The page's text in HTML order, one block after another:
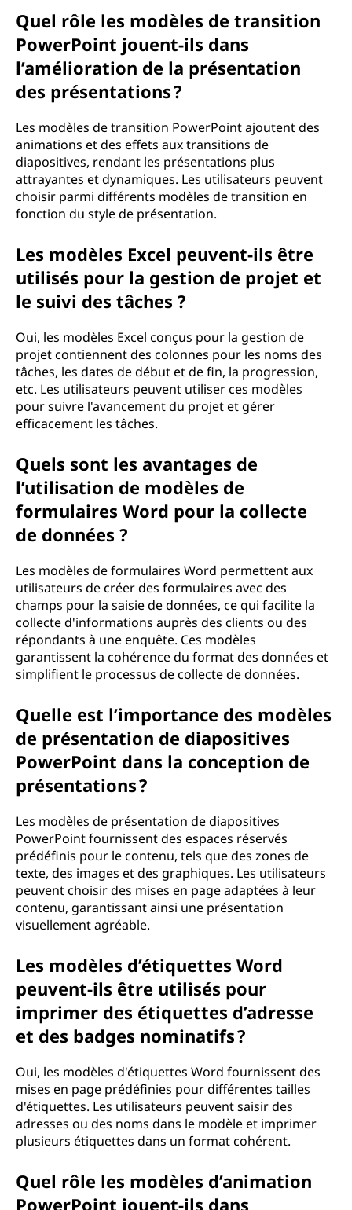
Quel rôle les modèles de transition
PowerPoint jouent-ils dans
l’amélioration de la présentation
des présentations ?
Les modèles de transition PowerPoint ajoutent des
animations et des effets aux transitions de
diapositives, rendant les présentations plus
attrayantes et dynamiques. Les utilisateurs peuvent
choisir parmi différents modèles de transition en
fonction du style de présentation.
Les modèles Excel peuvent-ils être
utilisés pour la gestion de projet et
le suivi des tâches ?
Oui, les modèles Excel conçus pour la gestion de
projet contiennent des colonnes pour les noms des
tâches, les dates de début et de fin, la progression,
etc. Les utilisateurs peuvent utiliser ces modèles
pour suivre l'avancement du projet et gérer
efficacement les tâches.
Quels sont les avantages de
l’utilisation de modèles de
formulaires Word pour la collecte
de données ?
Les modèles de formulaires Word permettent aux
utilisateurs de créer des formulaires avec des
champs pour la saisie de données, ce qui facilite la
collecte d'informations auprès des clients ou des
répondants à une enquête. Ces modèles
garantissent la cohérence du format des données et
simplifient le processus de collecte de données.
Quelle est l’importance des modèles
de présentation de diapositives
PowerPoint dans la conception de
présentations ?
Les modèles de présentation de diapositives
PowerPoint fournissent des espaces réservés
prédéfinis pour le contenu, tels que des zones de
texte, des images et des graphiques. Les utilisateurs
peuvent choisir des mises en page adaptées à leur
contenu, garantissant ainsi une présentation
visuellement agréable.
Les modèles d’étiquettes Word
peuvent-ils être utilisés pour
imprimer des étiquettes d’adresse
et des badges nominatifs ?
Oui, les modèles d'étiquettes Word fournissent des
mises en page prédéfinies pour différentes tailles
d'étiquettes. Les utilisateurs peuvent saisir des
adresses ou des noms dans le modèle et imprimer
plusieurs étiquettes dans un format cohérent.
Quel rôle les modèles d’animation
PowerPoint jouent-ils dans